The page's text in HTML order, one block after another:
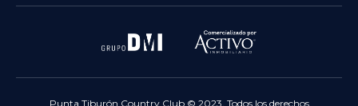
Punta Tiburón Country Club © 2023. Todos los derechos